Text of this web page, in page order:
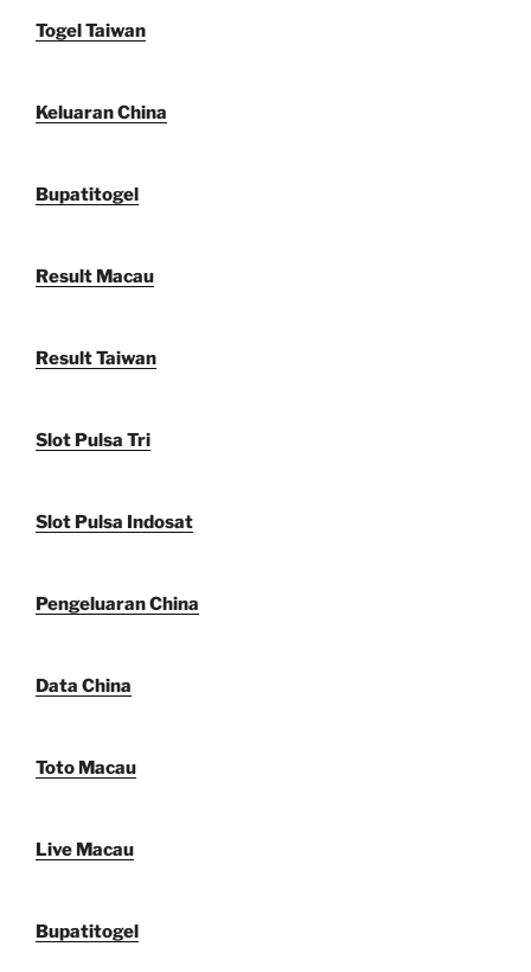
Togel Taiwan
Keluaran China
Bupatitogel
Result Macau
Result Taiwan
Slot Pulsa Tri
Slot Pulsa Indosat
Pengeluaran China
Data China
Toto Macau
Live Macau
Bupatitogel